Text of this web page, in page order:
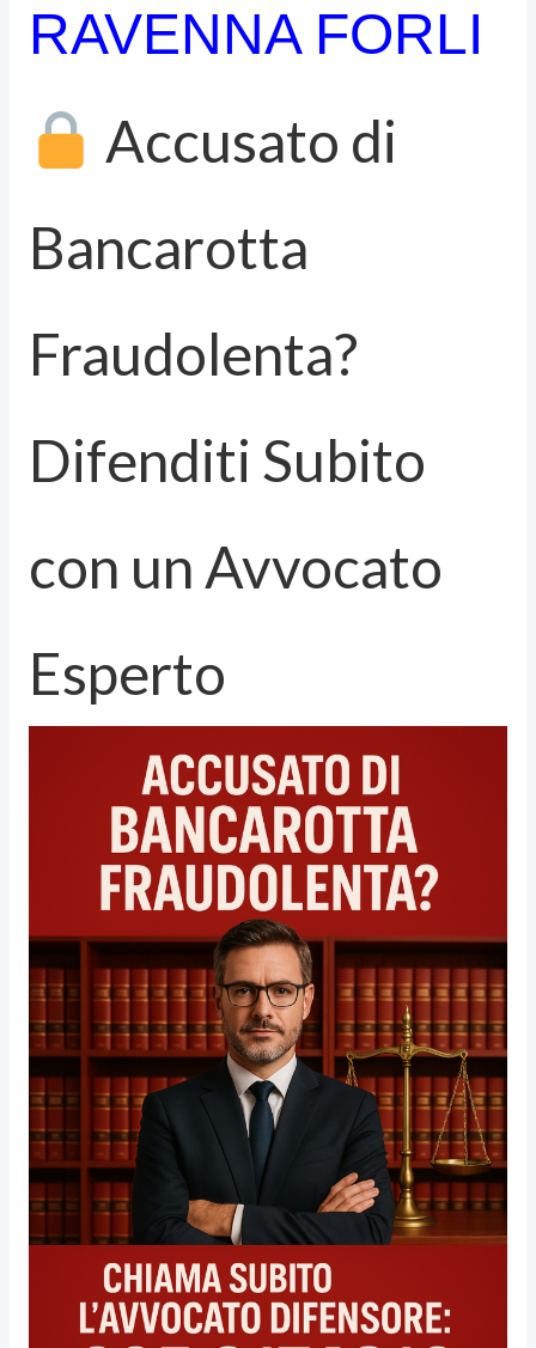
RAVENNA FORLI
Accusato di
Bancarotta
Fraudolenta?
Difenditi Subito
con un Avvocato
Esperto